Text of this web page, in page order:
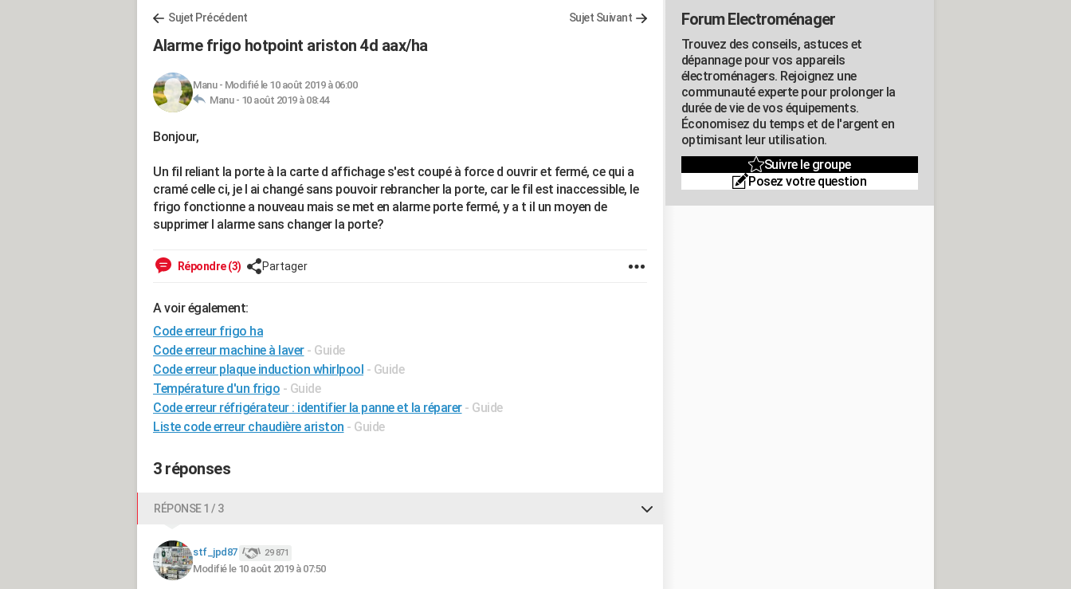
Sujet Précédent Sujet Suivant
Alarme frigo hotpoint ariston 4d aax/ha
Manu- Modifié le 10 août 2019 à 06:00
Manu - 10 août 2019 à 08:44
Bonjour,
Un fil reliant la porte à la carte d affichage s'est coupé à force d ouvrir et fermé, ce qui a
cramé celle ci, je l ai changé sans pouvoir rebrancher la porte, car le fil est inaccessible, le
frigo fonctionne a nouveau mais se met en alarme porte fermé, y a t il un moyen de
supprimer l alarme sans changer la porte?
Répondre (3) Partager
A voir également:
Code erreur frigo ha
Code erreur machine à laver - Guide
Code erreur plaque induction whirlpool - Guide
Température d'un frigo - Guide
Code erreur réfrigérateur : identifier la panne et la réparer - Guide
Liste code erreur chaudière ariston - Guide
3 réponses
RÉPONSE 1 / 3
stf_jpd87 29 871
Modifié le 10 août 2019 à 07:50
Forum Electroménager
Trouvez des conseils, astuces et
dépannage pour vos appareils
électroménagers. Rejoignez une
communauté experte pour prolonger la
durée de vie de vos équipements.
Économisez du temps et de l'argent en
optimisant leur utilisation.
Suivre le groupe
Posez votre question